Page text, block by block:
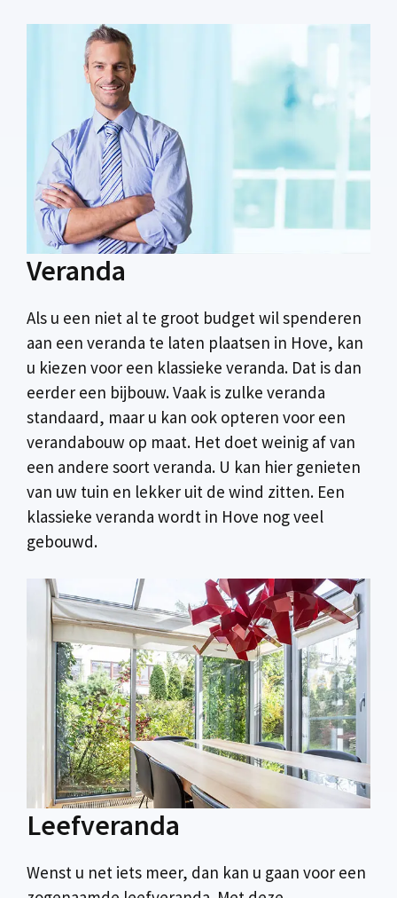
Veranda
Als u een niet al te groot budget wil spenderen
aan een veranda te laten plaatsen in Hove, kan
u kiezen voor een klassieke veranda. Dat is dan
eerder een bijbouw. Vaak is zulke veranda
standaard, maar u kan ook opteren voor een
verandabouw op maat. Het doet weinig af van
een andere soort veranda. U kan hier genieten
van uw tuin en lekker uit de wind zitten. Een
klassieke veranda wordt in Hove nog veel
gebouwd.
Leefveranda
Wenst u net iets meer, dan kan u gaan voor een